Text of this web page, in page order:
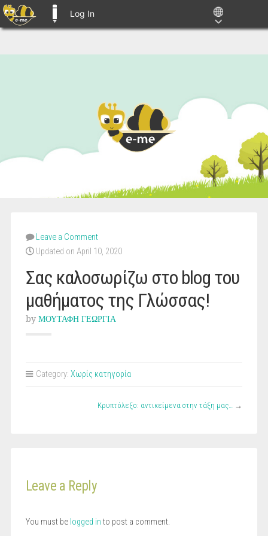
Log In
Leave a Comment
Updated on April 10, 2020
Σας καλοσωρίζω στο blog του
μαθήματος της Γλώσσας!
by ΜΟΥΤΑΦΗ ΓΕΩΡΓΙΑ
Category: Χωρίς κατηγορία
Κρυπτόλεξο: αντικείμενα στην τάξη μας… →
Leave a Reply
You must be logged in to post a comment.